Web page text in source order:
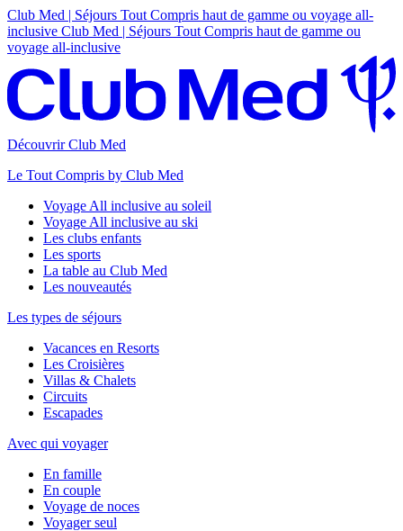
Club Med | Séjours Tout Compris haut de gamme ou voyage all-
inclusive Club Med | Séjours Tout Compris haut de gamme ou
voyage all-inclusive
Découvrir Club Med
Le Tout Compris by Club Med
Voyage All inclusive au soleil
Voyage All inclusive au ski
Les clubs enfants
Les sports
La table au Club Med
Les nouveautés
Les types de séjours
Vacances en Resorts
Les Croisières
Villas & Chalets
Circuits
Escapades
Avec qui voyager
En famille
En couple
Voyage de noces
Voyager seul